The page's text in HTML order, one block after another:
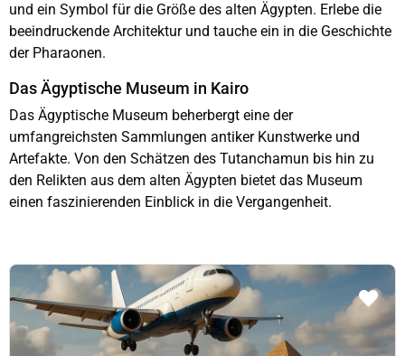
und ein Symbol für die Größe des alten Ägypten. Erlebe die
beeindruckende Architektur und tauche ein in die Geschichte
der Pharaonen.
Das Ägyptische Museum in Kairo
Das Ägyptische Museum beherbergt eine der
umfangreichsten Sammlungen antiker Kunstwerke und
Artefakte. Von den Schätzen des Tutanchamun bis hin zu
den Relikten aus dem alten Ägypten bietet das Museum
einen faszinierenden Einblick in die Vergangenheit.